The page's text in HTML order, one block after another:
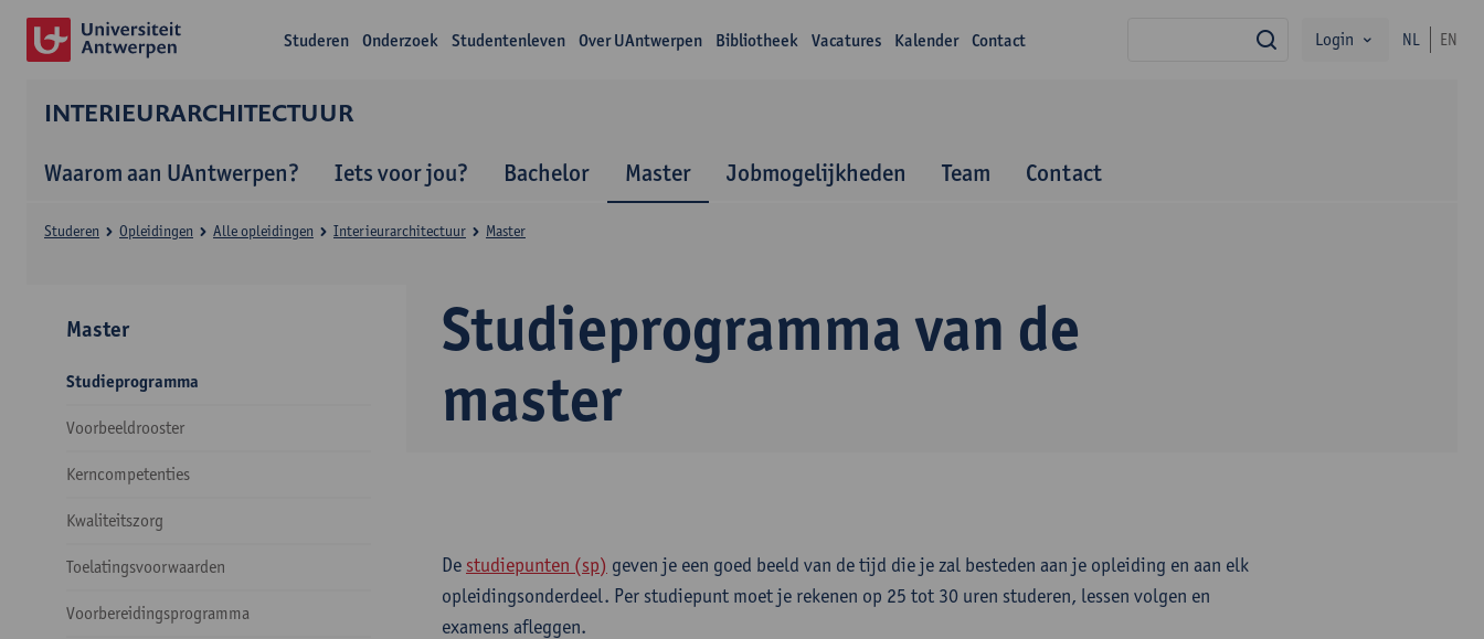
Studeren Onderzoek Studentenleven Over UAntwerpen Bibliotheek Vacatures Kalender Contact zoekLogin NL EN
INTERIEURARCHITECTUUR
Waarom aan UAntwerpen? Iets voor jou? Bachelor Master Jobmogelijkheden Team Contact
Studieprogramma van de
master
Studeren Opleidingen Alle opleidingen Interieurarchitectuur Master
Master
Studieprogramma
Voorbeeldrooster
Kerncompetenties
Kwaliteitszorg
Toelatingsvoorwaarden
Voorbereidingsprogramma
De studiepunten (sp) geven je een goed beeld van de tijd die je zal besteden aan je opleiding en aan elk
opleidingsonderdeel. Per studiepunt moet je rekenen op 25 tot 30 uren studeren, lessen volgen en
examens afleggen.